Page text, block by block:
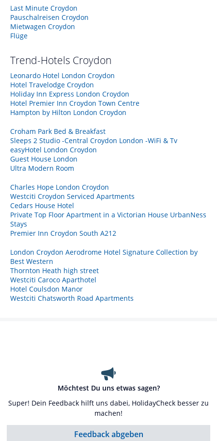
Last Minute Croydon
Pauschalreisen Croydon
Mietwagen Croydon
Flüge
Trend-Hotels Croydon
Leonardo Hotel London Croydon
Hotel Travelodge Croydon
Holiday Inn Express London Croydon
Hotel Premier Inn Croydon Town Centre
Hampton by Hilton London Croydon
Croham Park Bed & Breakfast
Sleeps 2 Studio -Central Croydon London -WiFi & Tv
easyHotel London Croydon
Guest House London
Ultra Modern Room
Charles Hope London Croydon
Westciti Croydon Serviced Apartments
Cedars House Hotel
Private Top Floor Apartment in a Victorian House UrbanNess
Stays
Premier Inn Croydon South A212
London Croydon Aerodrome Hotel Signature Collection by
Best Western
Thornton Heath high street
Westciti Caroco Aparthotel
Hotel Coulsdon Manor
Westciti Chatsworth Road Apartments
Möchtest Du uns etwas sagen?
Super! Dein Feedback hilft uns dabei, HolidayCheck besser zu
machen!
Feedback abgeben